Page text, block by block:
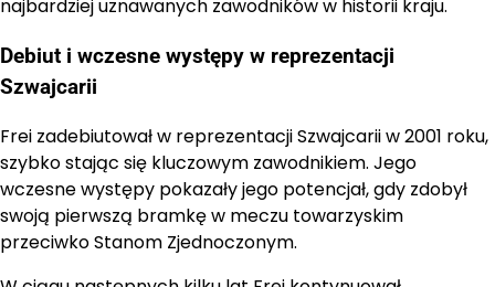
najbardziej uznawanych zawodników w historii kraju.
Debiut i wczesne występy w reprezentacji
Szwajcarii
Frei zadebiutował w reprezentacji Szwajcarii w 2001 roku,
szybko stając się kluczowym zawodnikiem. Jego
wczesne występy pokazały jego potencjał, gdy zdobył
swoją pierwszą bramkę w meczu towarzyskim
przeciwko Stanom Zjednoczonym.